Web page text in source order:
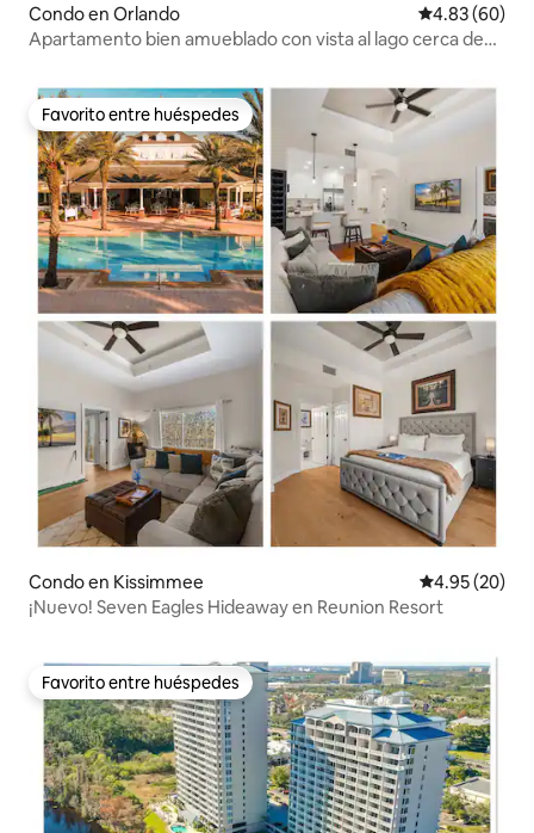
Condo en Orlando Calificación
4.83 (60)
Apartamento bien amueblado con vista al lago cerca de
Favorito entre huéspedes
Favorito entre huéspedes
Condo en Kissimmee Calificación
4.95 (20)
¡Nuevo! Seven Eagles Hideaway en Reunion Resort
Favorito entre huéspedes
Favorito entre huéspedes